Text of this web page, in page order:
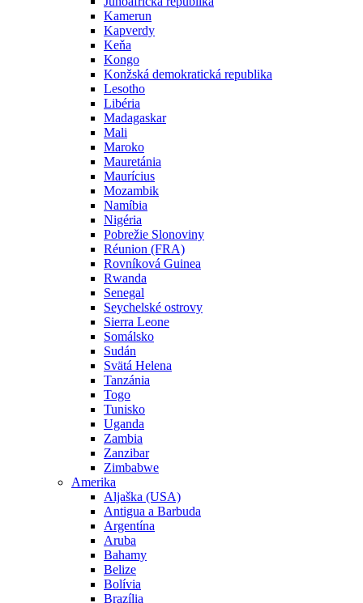
Kamerun
Kapverdy
Keňa
Kongo
Konžská demokratická republika
Lesotho
Libéria
Madagaskar
Mali
Maroko
Mauretánia
Maurícius
Mozambik
Namíbia
Nigéria
Pobrežie Slonoviny
Réunion (FRA)
Rovníková Guinea
Rwanda
Senegal
Seychelské ostrovy
Sierra Leone
Somálsko
Sudán
Svätá Helena
Tanzánia
Togo
Tunisko
Uganda
Zambia
Zanzibar
Zimbabwe
Amerika
Aljaška (USA)
Antigua a Barbuda
Argentína
Aruba
Bahamy
Belize
Bolívia
Brazília